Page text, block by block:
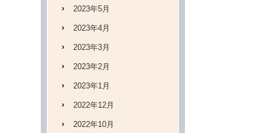
2023年5月
2023年4月
2023年3月
2023年2月
2023年1月
2022年12月
2022年10月